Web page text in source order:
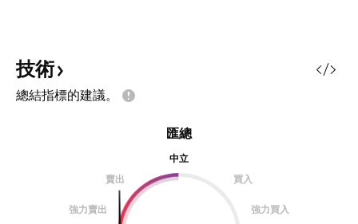
技術
總結指標的建議。
匯總
中立
賣出
買入
強力賣出 強力買入